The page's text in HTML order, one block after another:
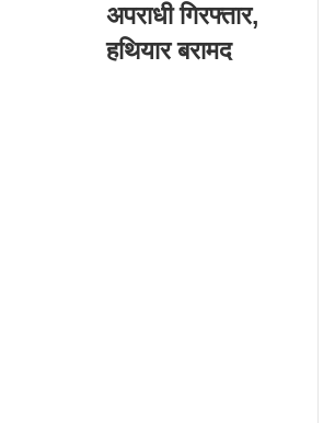
अपराधी गिरफ्तार,
हथियार बरामद